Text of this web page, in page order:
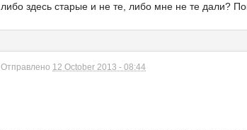
либо здесь старые и не те, либо мне не те дали?
Отправлено 12 October 2013 - 08:44